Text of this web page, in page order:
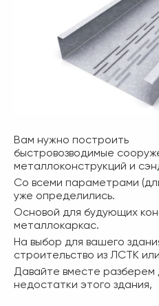
Вам нужно построить
быстровозводимые
металлоконструкций и
Со всеми параметрами
уже определились.
Основой для будующих
металлокаркас.
На выбор для вашего
строительство из ЛСТК
Давайте вместе разберем
недостатки этого здания,